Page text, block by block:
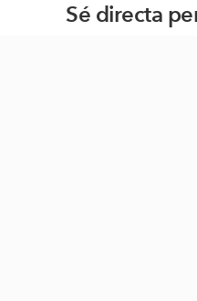
Sé directa